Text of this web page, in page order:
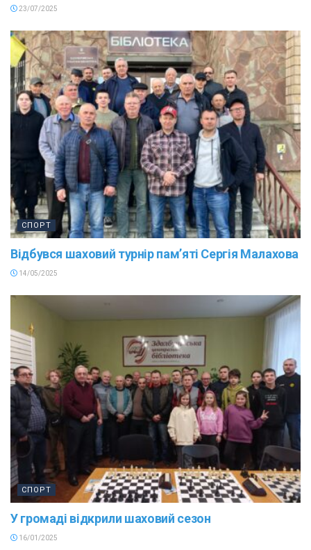
23/07/2025
СПОРТ
Відбувся шаховий турнір пам’яті Сергія Малахова
14/05/2025
СПОРТ
У громаді відкрили шаховий сезон
16/01/2025